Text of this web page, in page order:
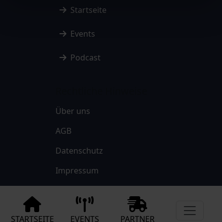
STARTSEITE EVENTS PARTNER
Startseite
Events
Podcast
Über uns
AGB
Datenschutz
Impressum